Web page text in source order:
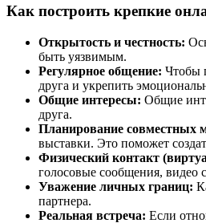
Как построить крепкие
Открытость и честность:
быть уязвимым.
Регулярное общение: Чтобы
друга и укрепить
Общие интересы: Общие
друга.
Планирование совместных
выставки. Это поможет
Физический контакт
голосовые сообщения, видео
Уважение личных границ:
партнера.
Реальная встреча: Если